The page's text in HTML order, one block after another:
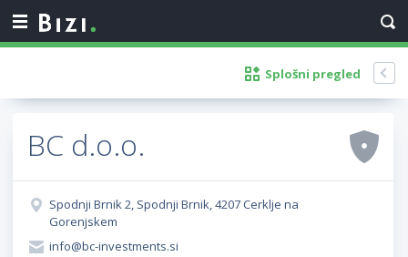
Splošni pregled
BC d.o.o.
Spodnji Brnik 2, Spodnji Brnik, 4207 Cerklje na
Gorenjskem
info@bc-investments.si